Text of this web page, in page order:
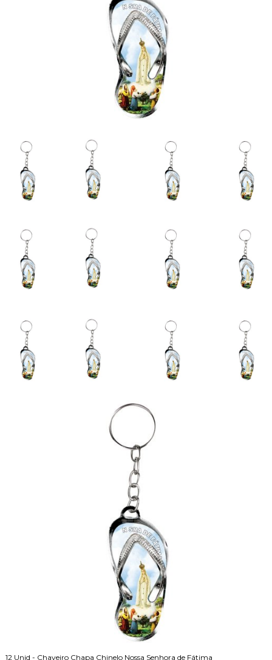
12 Unid - Chaveiro Chapa Chinelo Nossa Senhora de Fátima